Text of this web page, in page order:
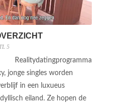
5
Realitydatingprogramma
jonge singles worden
in een luxueus
eiland. Ze hopen de